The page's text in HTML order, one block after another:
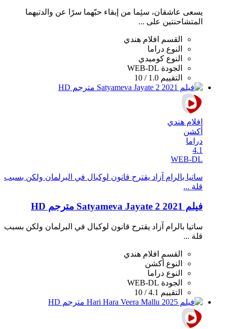
يسعى عاشقان، سئِما من إبقاء حبّهما سرًا عن والدتيهما
المتشاحنتين على ...
القسم افلام هندي
النوع دراما
النوع كوميدي
الجودة WEB-DL
التقييم 1.0 / 10
افلام هندي
أكشن
دراما
4.1
WEB-DL
ساتيا بالرام آزاد يقترح قانون لوكبال في البرلمان ولكن بسبب
قلة ...
فيلم Satyameva Jayate 2 2021 مترجم HD
ساتيا بالرام آزاد يقترح قانون لوكبال في البرلمان ولكن بسبب
قلة ...
القسم
افلام هندي
النوع أكشن
النوع دراما
الجودة WEB-DL
التقييم 4.1 / 10